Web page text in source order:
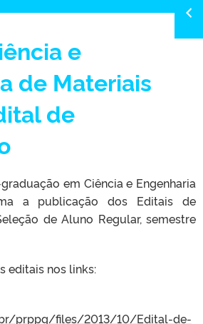
e
de Materiais
de
em Ciência e Engenharia
a publicação dos Editais de
de Aluno Regular, semestre
editais nos links:
prppg/files/2013/10/Edital-de-